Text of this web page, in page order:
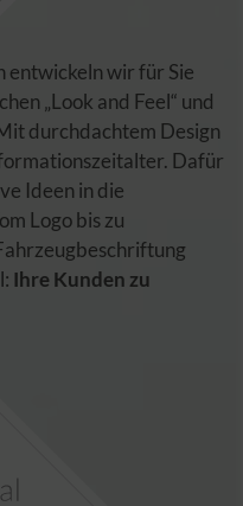
entwickeln wir für Sie
„Look and Feel“ und
durchdachtem Design
Dafür
Ideen in die
Logo bis zu
Ihre Kunden zu